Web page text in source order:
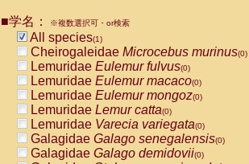
CebidaeCebus nigrivittatus
CebidaeCebus
CebidaeSaimiri boliviensis(0)
CebidaeSaimiri sciureus(0)
AtelidaeAlouatta caraya(0)
AtelidaeAlouatta fusca(0)
AtelidaeAlouatta seniculus
AtelidaeAlouattaspp.(0)
AtelidaeAteles belzebuth(0)
AtelidaeAteles geoffroyi(0)
■学名： ※複数選択可・or検索
All species(1)
Cheirogaleidae Microcebus murinus(0)
Lemuridae Eulemur fulvus(0)
Lemuridae Eulemur macaco(0)
Lemuridae Eulemur mongoz(0)
Lemuridae Lemur catta(0)
Lemuridae Varecia variegata(0)
Galagidae Galago senegalensis(0)
Galagidae Galago demidovii(0)